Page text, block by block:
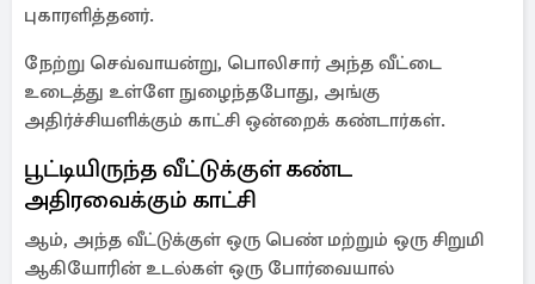
புகாரளித்தனர்.
நேற்று செவ்வாயன்று, பொலிசார் அந்த வீட்டை
உடைத்து உள்ளே நுழைந்தபோது, அங்கு
அதிர்ச்சியளிக்கும் காட்சி ஒன்றைக் கண்டார்கள்.
பூட்டியிருந்த வீட்டுக்குள் கண்ட
அதிரவைக்கும் காட்சி
ஆம், அந்த வீட்டுக்குள் ஒரு பெண் மற்றும் ஒரு சிறுமி
ஆகியோரின் உடல்கள் ஒரு போர்வையால்